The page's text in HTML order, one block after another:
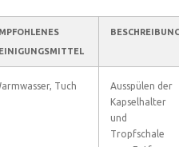
Tuch
Ausspülen der
Kapselhalter
und
Tropfschale